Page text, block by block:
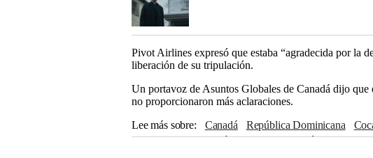
Pivot Airlines expresó que estaba “agradecida por la
liberación de su tripulación.
Un portavoz de Asuntos Globales de Canadá dijo que
no proporcionaron más aclaraciones.
Lee más sobre
Canadá República Dominicana
arrestos
Investigación aviones Aerolíneas